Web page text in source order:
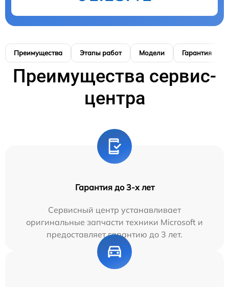
Преимущества Этапы работ Модели Гарантия
Преимущества сервис-
центра
Гарантия до 3-х лет
Сервисный центр устанавливает
оригинальные запчасти техники Microsoft и
предоставляет гарантию до 3 лет.